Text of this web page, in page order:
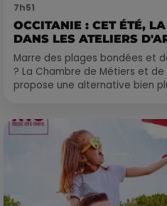
7h51
OCCITANIE : CET ÉTÉ,
DANS LES ATELIERS
Marre des plages bondées et
? La Chambre de Métiers et de
propose une alternative bien